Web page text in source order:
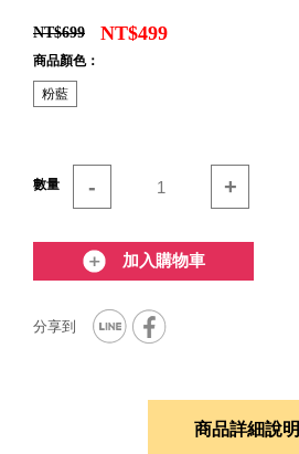
NT$699 NT$499
商品顏色：
粉藍
數量 - +
加入購物車
商品詳細說明